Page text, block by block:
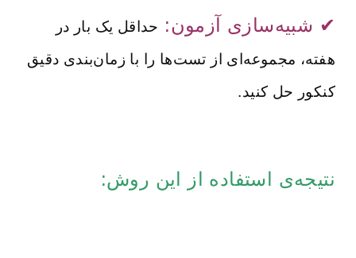
✔ شبیه‌سازی آزمون: حداقل یک بار در
هفته، مجموعه‌ای از تست‌ها را با زمان‌بندی دقیق
کنکور حل کنید.
نتیجه‌ی استفاده از این روش: